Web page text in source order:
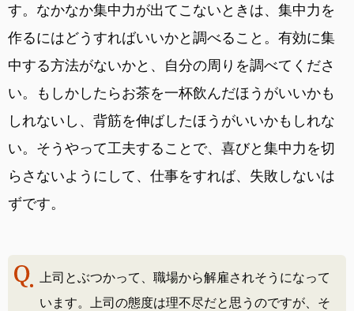
す。なかなか集中力が出てこないときは、集中力を
作るにはどうすればいいかと調べること。有効に集
中する方法がないかと、自分の周りを調べてくださ
い。もしかしたらお茶を一杯飲んだほうがいいかも
しれないし、背筋を伸ばしたほうがいいかもしれな
い。そうやって工夫することで、喜びと集中力を切
らさないようにして、仕事をすれば、失敗しないは
ずです。
上司とぶつかって、職場から解雇されそうになって
います。上司の態度は理不尽だと思うのですが、そ